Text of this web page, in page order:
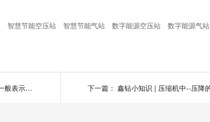
智慧节能空压站 智慧节能气站 数字能源空压站
数字能源气站
鑫钻小知识 | 压缩机中--压降的一般表示（七） 下一篇：